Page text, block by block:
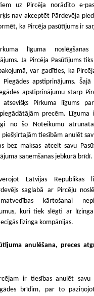
uz Pircēja norādīto e-
nav akceptēt Pārdevēja
ka Pircēja pasūtījums ir
līguma
Ja Pircēja Pasūtījums
var gadīties, ka
Piegādes apstiprinājums.
apstiprinājumu starp
atsevišķs Pirkuma līgums
precēm. Līguma
no šo Noteikumu
piešķirtajām tiesībām anulēt
bez maksas atcelt savu
saņemšanas jebkurā brīdī.
Latvijas Republikas
saglabā ar Pircēju
kārtošanai
kuri tiek slēgti ar
līzinga kompānijas.
anulēšana, preces
ir tiesības anulēt savu
brīdim, par to